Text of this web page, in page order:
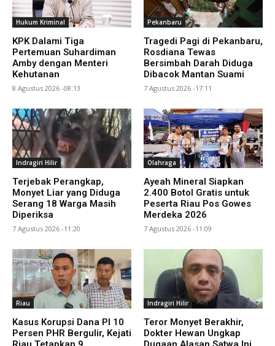
Hukum Kriminal
KPK Dalami Tiga
Pertemuan Suhardiman
Amby dengan Menteri
Kehutanan
8 Agustus 2026 -08:13
Pekanbaru
Tragedi Pagi di Pekanbaru,
Rosdiana Tewas
Bersimbah Darah Diduga
Dibacok Mantan Suami
7 Agustus 2026 -17:11
Indragiri Hilir
Terjebak Perangkap,
Monyet Liar yang Diduga
Serang 18 Warga Masih
Diperiksa
7 Agustus 2026 -11:20
Olahraga
Ayeah Mineral Siapkan
2.400 Botol Gratis untuk
Peserta Riau Pos Gowes
Merdeka 2026
7 Agustus 2026 -11:09
Riau
Kasus Korupsi Dana PI 10
Persen PHR Bergulir, Kejati
Indragiri Hilir
Teror Monyet Berakhir,
Dokter Hewan Ungkap